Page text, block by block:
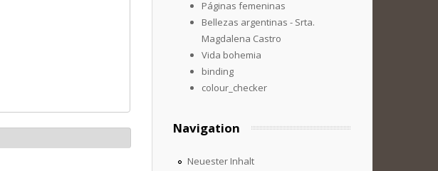
Páginas femeninas
Bellezas argentinas - Srta.
Magdalena Castro
Vida bohemia
binding
colour_checker
Navigation
Neuester Inhalt